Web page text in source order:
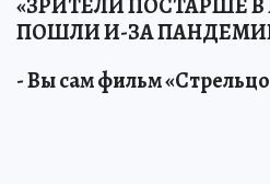
ПОШЛИ И-ЗА
- Вы сам фильм